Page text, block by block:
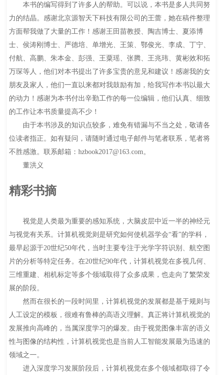
本书的编写得到了许多人的帮助。可以说，本书是多人共同努
力的结晶。感谢北京源智天下科技有限公司的王蕾，她在稿件整理
方面帮我做了大量的工作！感谢王田苗教授、陶吉博士、夏添博
士、侯涛刚博士、严德培、单增光、王策、鄂俊光、李成、丁宁、
付航、高鹏、朱本金、彭强、王粟瑶、张腾、王兆玮、黄彬效和拓
万琛等人，他们对本书提出了许多宝贵的意见和建议！感谢我的女
朋友及家人，他们一直以来都对我鼓励有加，给我写作本书以最大
的动力！感谢为本书付出辛勤工作的每一位编辑，他们认真、细致
的工作让本书质量提高不少！
由于本书涉及的知识点较多，难免有错漏与不当之处，敬请各
位读者指正。如有疑问，请随时通过电子邮件与笔者联系，笔者将
不胜感激。联系邮箱：hzbook2017@163.com。
董洪义
精彩书摘
视觉是人类最为重要的感知系统，大脑皮层中近一半的神经元
与视觉有关系。计算机视觉则是研究如何使机器学会“看”的学科，
最早起源于20世纪50年代，当时主要专注于光学字符识别、航空图
片的分析等特定任务。在20世纪90年代，计算机视觉在多视几何、
三维重建、相机标定等多个领域取得了众多成果，也走向了繁荣发
展的阶段。
然而在很长的一段时间里，计算机视觉的发展都是基于规则与
人工设定的模板，很难有鲁棒的高语义理解。真正将计算机视觉的
发展推向高峰的，当属深度学习的爆发。由于视觉图像丰富的语义
性与图像的结构性，计算机视觉也是当前人工智能发展最为迅速的
领域之一。
进入深度学习发展阶段后，计算机视觉在多个领域都取得了令